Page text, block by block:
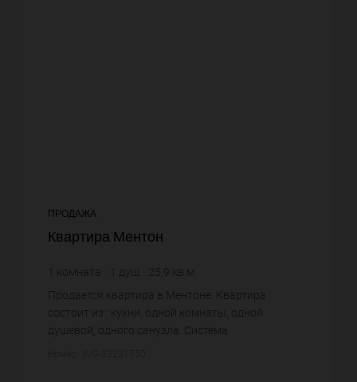
ПРОДАЖА
Квартира Ментон
комната душ 25,9 кв.м.
Продается квартира в Ментоне. Квартира
состоит из : кухни, одной комнаты, одной
душевой, одного санузла. Система